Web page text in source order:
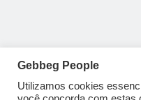
Gebbeg People
Utilizamos cookies